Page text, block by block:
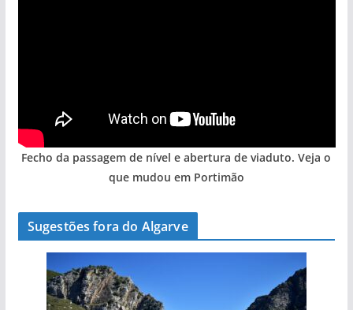
Fecho da passagem de nível e abertura de viaduto. Veja o
que mudou em Portimão
Sugestões fora do Algarve